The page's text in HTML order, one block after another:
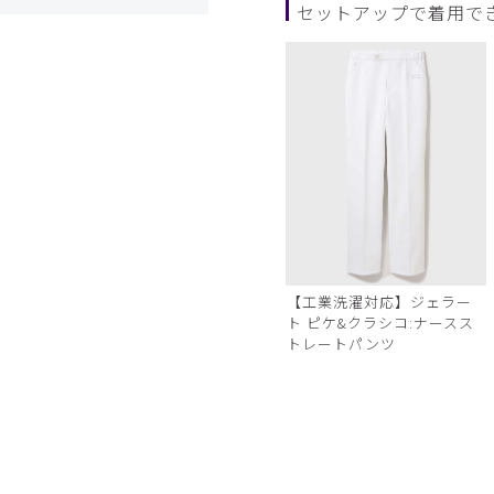
アニマル柄
セットアップで着用で
【工業洗濯対応】ジェラー
ト ピケ&クラシコ:ナースス
トレートパンツ